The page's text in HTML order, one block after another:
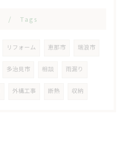
Tags
リフォーム 恵那市 瑞浪市
多治見市 相談 雨漏り
外構工事 断熱 収納